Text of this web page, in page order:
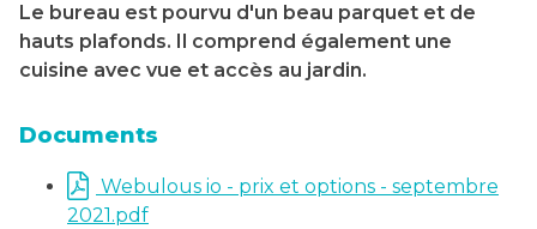
Le bureau est pourvu d'un beau parquet et de
hauts plafonds. Il comprend également une
cuisine avec vue et accès au jardin.
Documents
Webulous io - prix et options - septembre
2021.pdf